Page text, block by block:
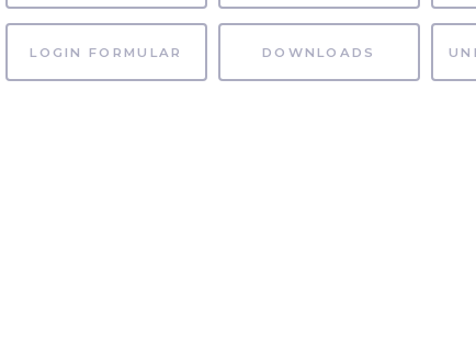
LOGIN FORMULAR DOWNLOADS